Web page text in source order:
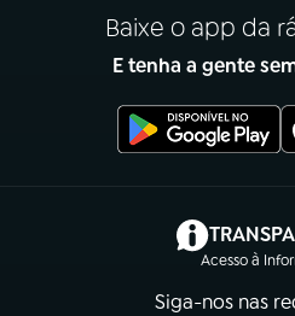
Baixe o app da
E tenha a gente
Acesso à
Siga-nos nas